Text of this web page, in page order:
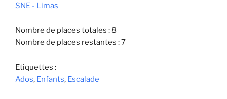
SNE - Limas
Nombre de places totales : 8
Nombre de places restantes : 7
Etiquettes :
Ados, Enfants, Escalade